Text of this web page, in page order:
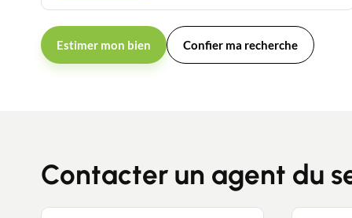
Estimer mon bien Confier ma recherche
Contacter un agent du